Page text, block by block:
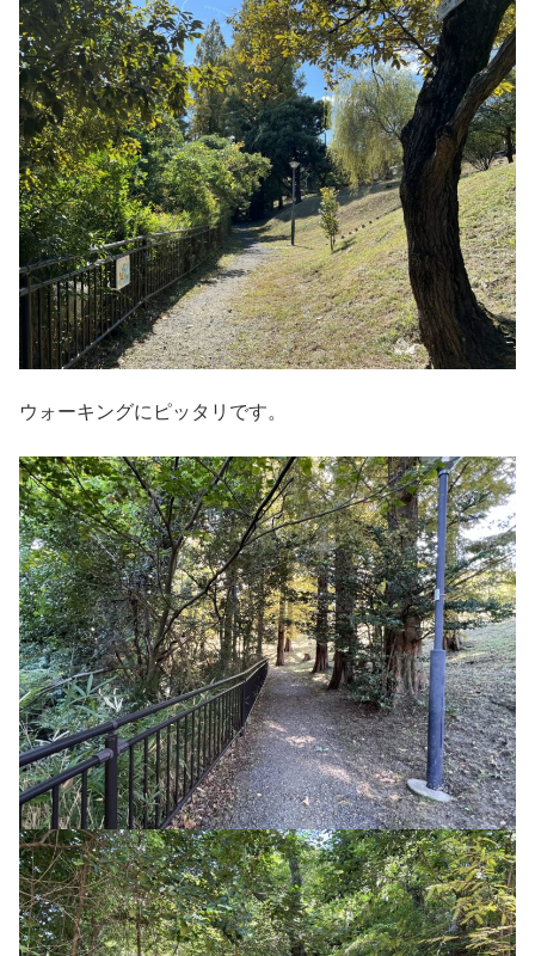
ウォーキングにピッタリです。